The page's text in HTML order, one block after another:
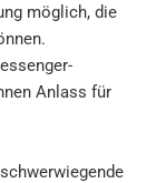
möglich, die
Anlass für